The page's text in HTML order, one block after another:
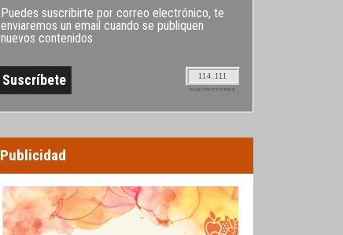
Puedes suscribirte por correo electrónico, te
enviaremos un email cuando se publiquen
nuevos contenidos
114.111
SUSCRIPTORES
Publicidad